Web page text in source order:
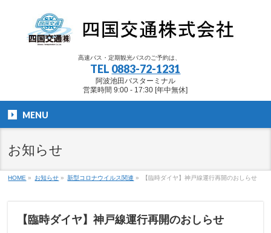
高速バス・定期観光バスのご予約は、
TEL 0883-72-1231
阿波池田バスターミナル
営業時間 9:00 - 17:30 [年中無休]
MENU
お知らせ
HOME » お知らせ » 新型コロナウイルス関連 » 【臨時ダイヤ】神戸線運行再開のおしらせ
【臨時ダイヤ】神戸線運行再開のおしらせ